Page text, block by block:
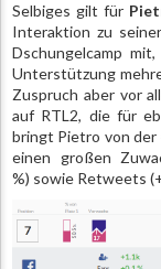
Selbiges gilt für
Interaktion zu
Dschungelcamp
Unterstützung
Zuspruch aber vor
auf RTL2, die für
bringt Pietro von der
einen großen
%) sowie Retweets